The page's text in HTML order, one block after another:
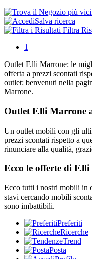
Salva ricerca
Filtra
1
Outlet F.lli Marrone: le
offerta a prezzi scontati
outlet: benvenuti nella
Marrone.
Outlet F.lli Marrone
Un outlet mobili con gli
prezzi scontati rispetto a
rinunciare alla qualità,
Ecco le offerte di
Ecco tutti i nostri mobili in
stavi cercando mobili
sono imbattibili.
Preferiti
Ricerche
Trend
Posta